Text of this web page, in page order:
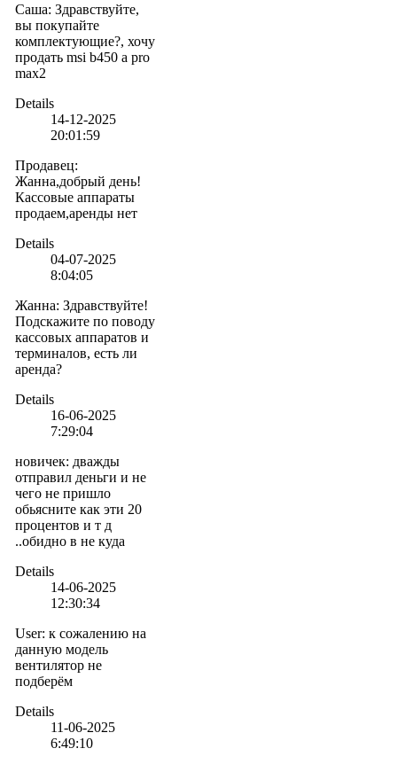
Саша: Здравствуйте,
вы покупайте
комплектующие?, хочу
продать msi b450 a pro
max2
Details
14-12-2025
20:01:59
Продавец:
Жанна,добрый день!
Кассовые аппараты
продаем,аренды нет
Details
04-07-2025
8:04:05
Жанна: Здравствуйте!
Подскажите по поводу
кассовых аппаратов и
терминалов, есть ли
аренда?
Details
16-06-2025
7:29:04
новичек: дважды
отправил деньги и не
чего не пришло
обьясните как эти 20
процентов и т д
..обидно в не куда
Details
14-06-2025
12:30:34
User: к сожалению на
данную модель
вентилятор не
подберём
Details
11-06-2025
6:49:10